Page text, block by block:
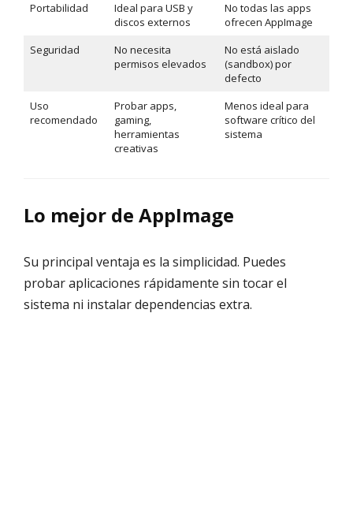
Portabilidad
Ideal para USB y
discos externos
No todas las apps
ofrecen AppImage
Seguridad
No necesita
permisos elevados
No está aislado
(sandbox) por
defecto
Uso
recomendado
Probar apps,
gaming,
herramientas
creativas
Menos ideal para
software crítico del
sistema
Lo mejor de AppImage
Su principal ventaja es la simplicidad. Puedes
probar aplicaciones rápidamente sin tocar el
sistema ni instalar dependencias extra.